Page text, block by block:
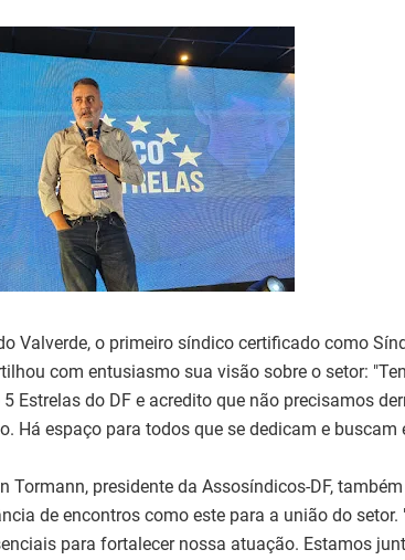
Valverde, o primeiro síndico certificado como
com entusiasmo sua visão sobre o setor:
Estrelas do DF e acredito que não precisamos
Há espaço para todos que se dedicam e
Tormann, presidente da Assosíndicos-DF,
de encontros como este para a união do
para fortalecer nossa atuação. Estamos